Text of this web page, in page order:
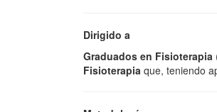
Dirigido a
Graduados en Fisioterapia
Fisioterapia que, teniendo